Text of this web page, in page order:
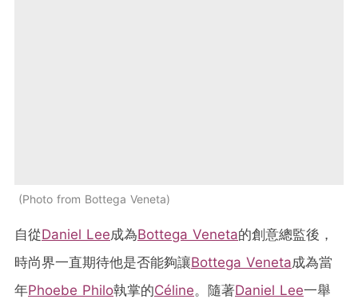
Photo from Bottega Veneta
自從Daniel Lee成為Bottega Veneta的創意總監後，
時尚界一直期待他是否能夠讓Bottega Veneta成為當
年Phoebe Philo執掌的Céline。隨著Daniel Lee一舉